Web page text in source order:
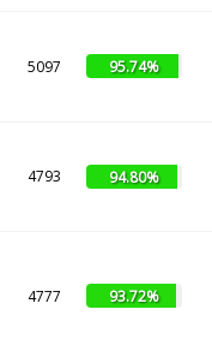
5097 95.74%
4793 94.80%
4777 93.72%